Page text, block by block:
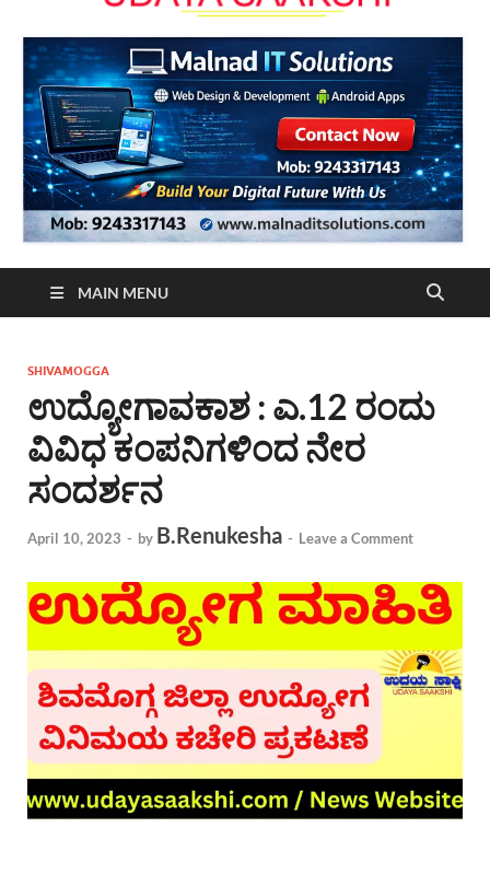
MAIN MENU
SHIVAMOGGA
ಉದ್ಯೋಗಾವಕಾಶ : ಎ.12 ರಂದು
ವಿವಿಧ ಕಂಪನಿಗಳಿಂದ ನೇರ
ಸಂದರ್ಶನ
April 10, 2023 - by B.Renukesha - Leave a Comment